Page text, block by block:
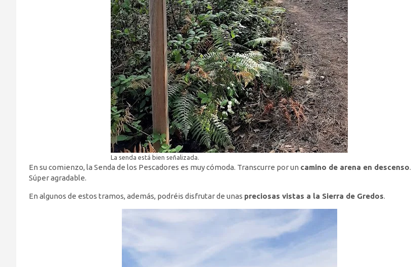
La senda está bien señalizada.
En su comienzo, la Senda de los Pescadores es muy cómoda. Transcurre por un camino de arena en descenso.
Súper agradable.
En algunos de estos tramos, además, podréis disfrutar de unas preciosas vistas a la Sierra de Gredos.